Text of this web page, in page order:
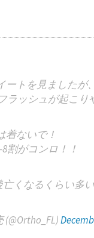
ートを見ました
ラッシュが起こり
着ないで！
割がコンロ！！
くなるくらい多